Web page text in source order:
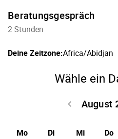
Beratungsgespräch
2 Stunden
Deine Zeitzone:Africa/Abidjan
Wähle ein
August
keyboard_arrow_left
Mo Di Mi Do